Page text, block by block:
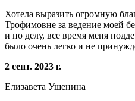
Хотела выразить огромную
Трофимовне за ведение моей
и по делу, все время меня
было очень легко и не
2 сент. 2023 г.
Елизавета Ушенина